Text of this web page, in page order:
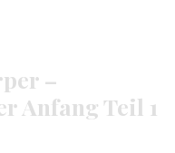
–
Anfang Teil 1